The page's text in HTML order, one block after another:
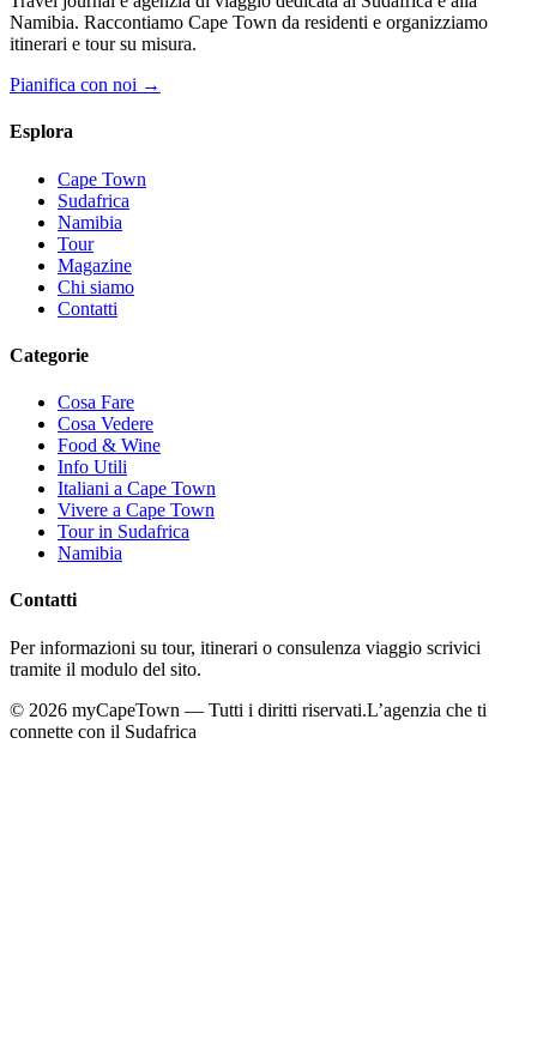
Namibia. Raccontiamo Cape Town da residenti e organizziamo
itinerari e tour su misura.
Pianifica con noi →
Esplora
Cape Town
Sudafrica
Namibia
Tour
Magazine
Chi siamo
Contatti
Categorie
Cosa Fare
Cosa Vedere
Food & Wine
Info Utili
Italiani a Cape Town
Vivere a Cape Town
Tour in Sudafrica
Namibia
Contatti
Per informazioni su tour, itinerari o consulenza viaggio scrivici
tramite il modulo del sito.
© 2026 myCapeTown — Tutti i diritti riservati.L’agenzia che ti
connette con il Sudafrica